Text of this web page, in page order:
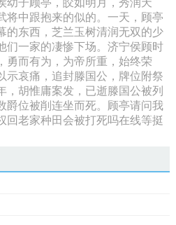
幼子顾亭，皎如明月，秀润天
将中跟抱来的似的。一天，顾亭
的东西，芝兰玉树清润无双的少
们一家的凄惨下场。济宁侯顾时
勇而有为，为帝所重，始终荣
示哀痛，追封滕国公，牌位附祭
，胡惟庸案发，已逝滕国公被列
爵位被削连坐而死。顾亭请问我
回老家种田会被打死吗在线等挺